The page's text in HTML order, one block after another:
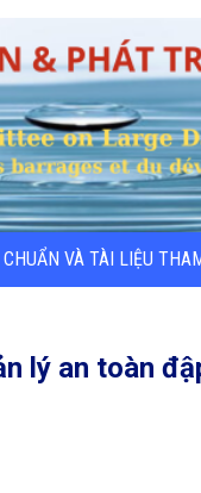
VÀ TÀI LIỆU
lý an toàn